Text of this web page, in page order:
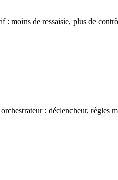
moins de ressaisie, plus de
: déclencheur, règles